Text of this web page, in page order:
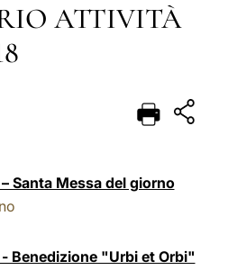
DEUTSCH
العربيّة
ATTIVITÀ
Santa Messa del giorno
Benedizione "Urbi et Orbi"